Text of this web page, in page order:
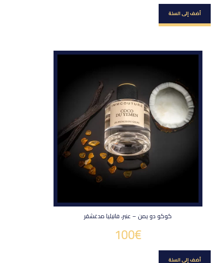
أضف إلى السلة
كوكو دو يمن – عنبر، فانيليا مدغشقر
100€
أضف إلى السلة